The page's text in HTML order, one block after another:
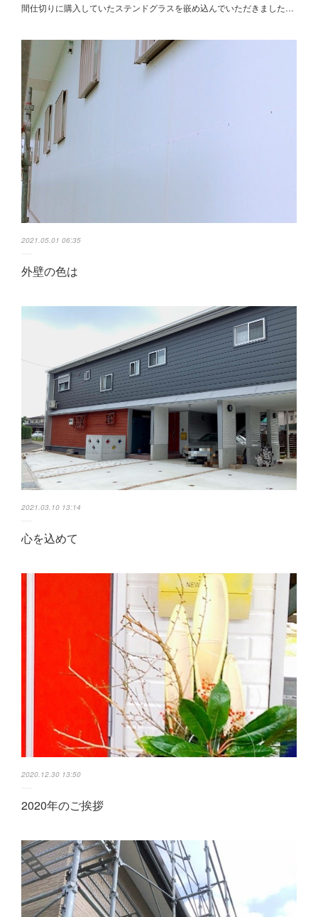
間仕切りに購入していたステンドグラスを嵌め込んでいただきました…
2021.05.01 06:35
外壁の色は
2021.03.10 13:14
心を込めて
2020.12.30 13:50
2020年のご挨拶